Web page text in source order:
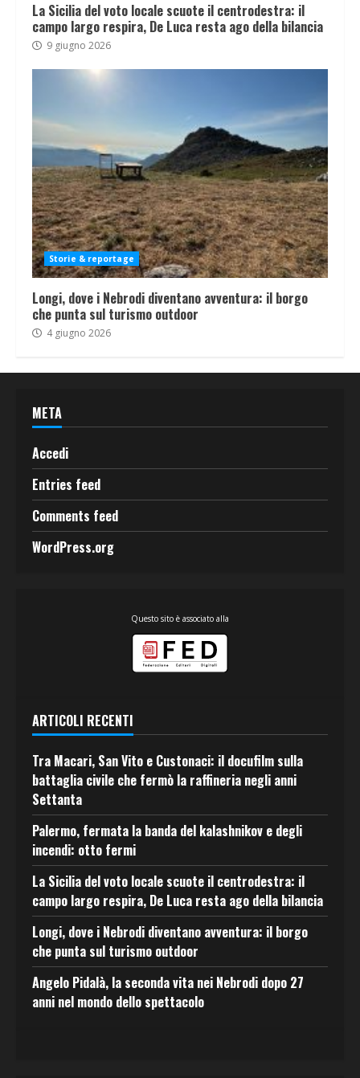
La Sicilia del voto locale scuote il centrodestra: il
campo largo respira, De Luca resta ago della bilancia
9 giugno 2026
Storie & reportage
Longi, dove i Nebrodi diventano avventura: il borgo
che punta sul turismo outdoor
4 giugno 2026
META
Accedi
Entries feed
Comments feed
WordPress.org
Questo sito è associato alla
ARTICOLI RECENTI
Tra Macari, San Vito e Custonaci: il docufilm sulla
battaglia civile che fermò la raffineria negli anni
Settanta
Palermo, fermata la banda del kalashnikov e degli
incendi: otto fermi
La Sicilia del voto locale scuote il centrodestra: il
campo largo respira, De Luca resta ago della bilancia
Longi, dove i Nebrodi diventano avventura: il borgo
che punta sul turismo outdoor
Angelo Pidalà, la seconda vita nei Nebrodi dopo 27
anni nel mondo dello spettacolo